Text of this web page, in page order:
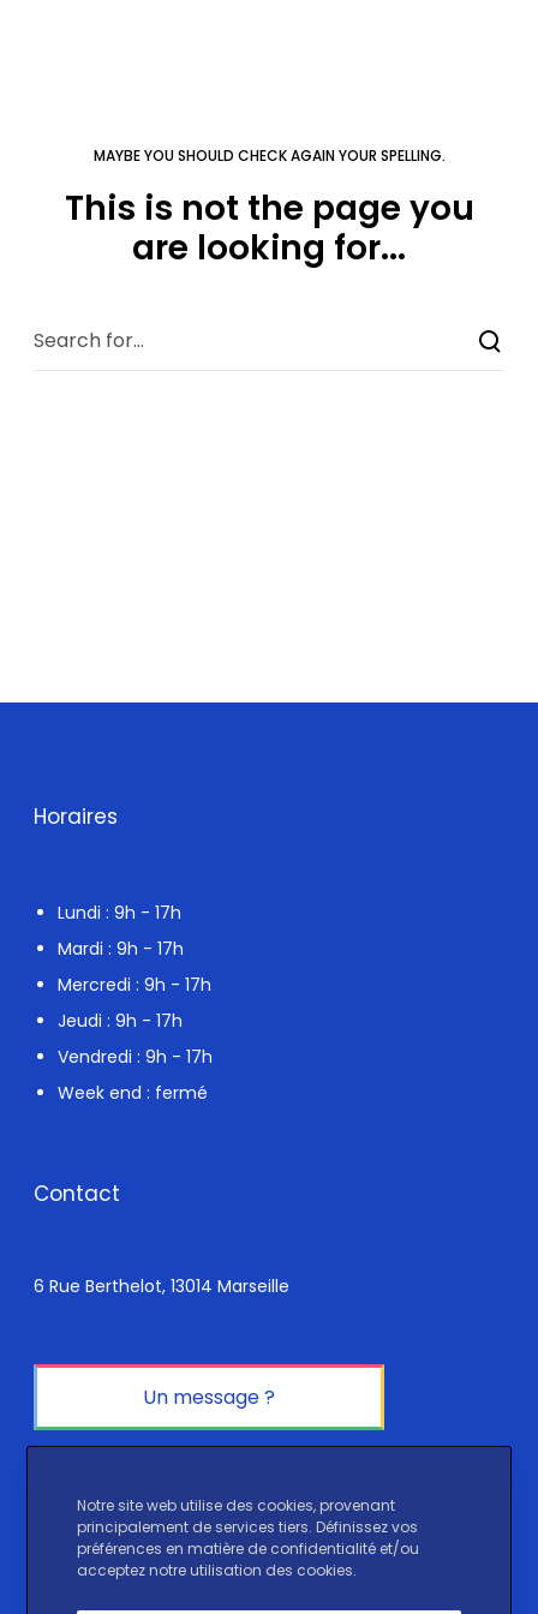
MAYBE YOU SHOULD CHECK AGAIN YOUR SPELLING.
This is not the page you
are looking for...
Horaires
Lundi : 9h - 17h
Mardi : 9h - 17h
Mercredi : 9h - 17h
Jeudi : 9h - 17h
Vendredi : 9h - 17h
Week end : fermé
Contact
6 Rue Berthelot, 13014 Marseille
Un message ?
LinkedIn TikTok
Notre site web utilise des cookies, provenant
principalement de services tiers. Définissez vos
préférences en matière de confidentialité et/ou
acceptez notre utilisation des cookies.